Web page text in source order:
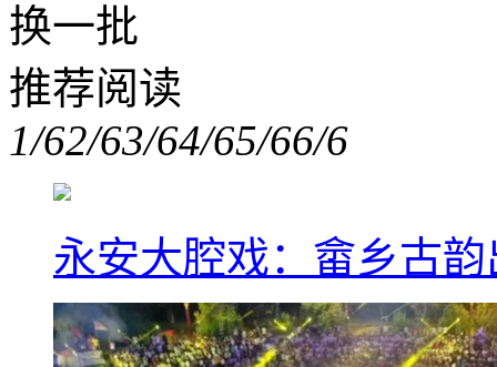
换一批
推荐阅读
1/62/63/64/65/66/6
永安大腔戏：畲乡古